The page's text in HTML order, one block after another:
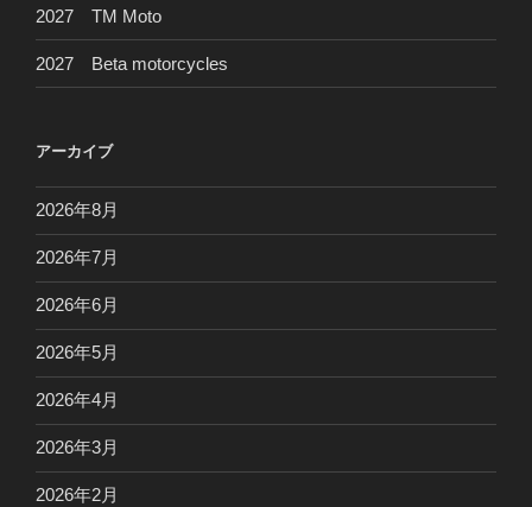
2027 TM Moto
2027 Beta motorcycles
アーカイブ
2026年8月
2026年7月
2026年6月
2026年5月
2026年4月
2026年3月
2026年2月